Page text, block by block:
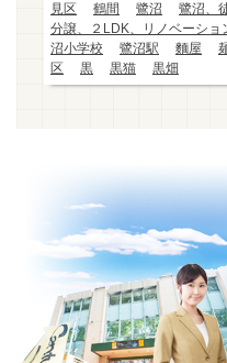
見区
鶴間 鷺沼
鷺沼、
分譲、２LDK、リノベーショ
沼小学校
鷺沼駅 麵屋
区
黒 黒猫 黒畑